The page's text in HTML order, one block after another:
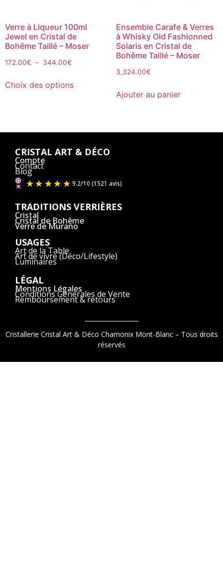
Verre à Liqueur 100ml
Jewel en Cristal de
Bohême Taillé – Moser
172.00€ – 344.00€
Choix des options
Ensemble Carafe & Verres
à Whisky Old Fashionned
Solaris en Cristal de
Bohême Taillé – Moser
3,324.00€
Ajouter au panier
CRISTAL ART & DÉCO
Compte
Contact
Blog
TRADITIONS VERRIÈRES
Cristal
Cristal de Bohême
Verre de Murano
USAGES
Art de la Table
Art de vivre (Déco/Lifestyle)
Luminaires
LÉGAL
Mentions Légales
Conditions Générales de Vente
Remboursement & retours
Cristallerie Cristal Art & Déco Chamonix Mont-Blanc – Tous droits
réservés